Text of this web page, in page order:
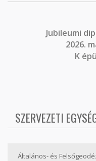
Jubileumi
2026.
K
SZERVEZETI
Általános- és